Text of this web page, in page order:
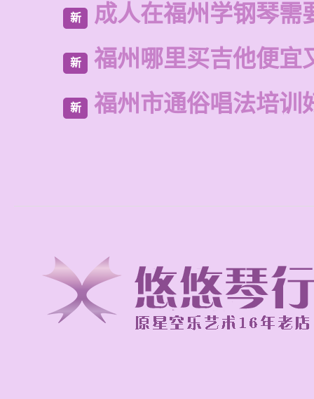
新 成人在福州学钢琴需
新 福州哪里买吉他便宜
新 福州市通俗唱法培训